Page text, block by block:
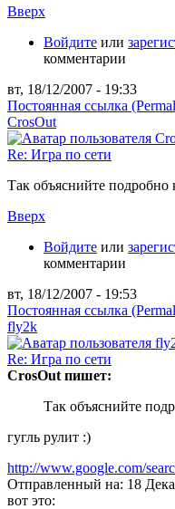
Вверх
Войдите или
комментарии
вт, 18/12/2007 - 19:33
Постоянная ссылка
CrosOut
Re: Игра по сети
Так объяснийте подробно
Вверх
Войдите или
комментарии
вт, 18/12/2007 - 19:53
Постоянная ссылка
fly2k
Re: Игра по сети
CrosOut пишет:
Так объяснийте
гугль рулит :)
http://www.google.com/
Отправленный на: 18
вот это: